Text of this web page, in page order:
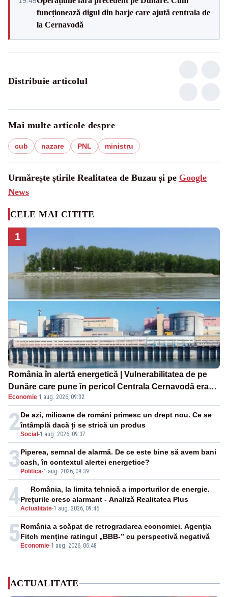
funcționează digul din barje care ajută centrala de
la Cernavodă
Distribuie articolul
Mai multe articole despre
cub nazare PNL ministru
Urmărește știrile Realitatea de Buzau și pe Google
News
CELE MAI CITITE
1
România în alertă energetică | Vulnerabilitatea de pe
Dunăre care pune în pericol Centrala Cernavodă era
cunoscută de pe vremea lui Ceaușescu
Economie·1 aug. 2026, 09:32
2Social -1 aug. 2026, 09:37
De azi, milioane de români primesc un drept nou. Ce se
întâmplă dacă ți se strică un produs
3 Politica-1 aug. 2026, 09:39
Piperea, semnal de alarmă. De ce este bine să avem bani
cash, în contextul alertei energetice?
4Actualitate-1 aug. 2026, 09:46
România, la limita tehnică a importurilor de energie.
Prețurile cresc alarmant - Analiză Realitatea Plus
5 Economie-1 aug. 2026, 06:48
România a scăpat de retrogradarea economiei. Agenția
Fitch menține ratingul „BBB-” cu perspectivă negativă
ACTUALITATE